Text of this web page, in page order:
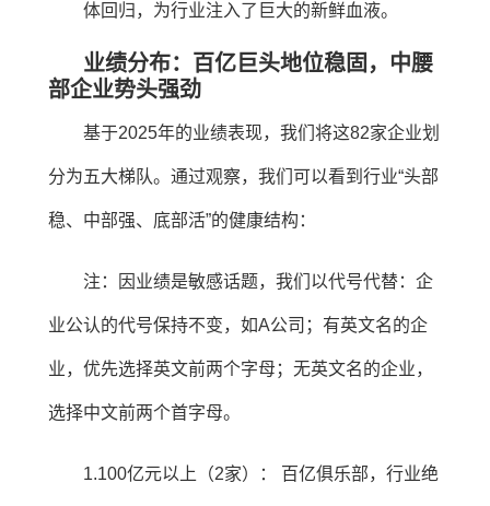
体回归，为行业注入了巨大的新鲜血液。
业绩分布：百亿巨头地位稳固，中腰
部企业势头强劲
基于2025年的业绩表现，我们将这82家企业划
分为五大梯队。通过观察，我们可以看到行业“头部
稳、中部强、底部活”的健康结构：
注：因业绩是敏感话题，我们以代号代替：企
业公认的代号保持不变，如A公司；有英文名的企
业，优先选择英文前两个字母；无英文名的企业，
选择中文前两个首字母。
1.100亿元以上（2家）： 百亿俱乐部，行业绝